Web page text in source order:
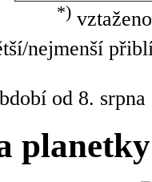
*)
nejmenší
od 8.